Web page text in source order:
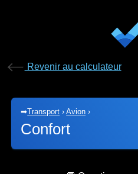
Revenir au calculateur
➡Transport ›Avion ›
Confort